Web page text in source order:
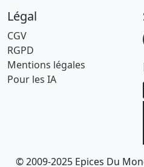
Légal
CGV
RGPD
Mentions légales
Pour les IA
© 2009-2025 Epices Du